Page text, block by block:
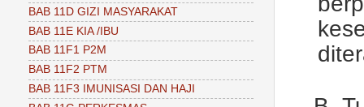
BAB 11D GIZI MASYARAKAT
BAB 11E KIA /IBU
BAB 11F1 P2M
BAB 11F2 PTM
BAB 11F3 IMUNISASI DAN HAJI